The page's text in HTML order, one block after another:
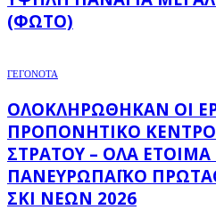
(ΦΩΤΌ)
ΓΕΓΟΝΟΤΑ
ΟΛΟΚΛΗΡΏΘΗΚΑΝ ΟΙ
ΠΡΟΠΟΝΗΤΙΚΌ
ΣΤΡΆΤΟΥ – ΌΛΑ ΈΤΟΙΜΑ
ΠΑΝΕΥΡΩΠΑΪΚΌ
ΣΚΙ ΝΈΩΝ 2026